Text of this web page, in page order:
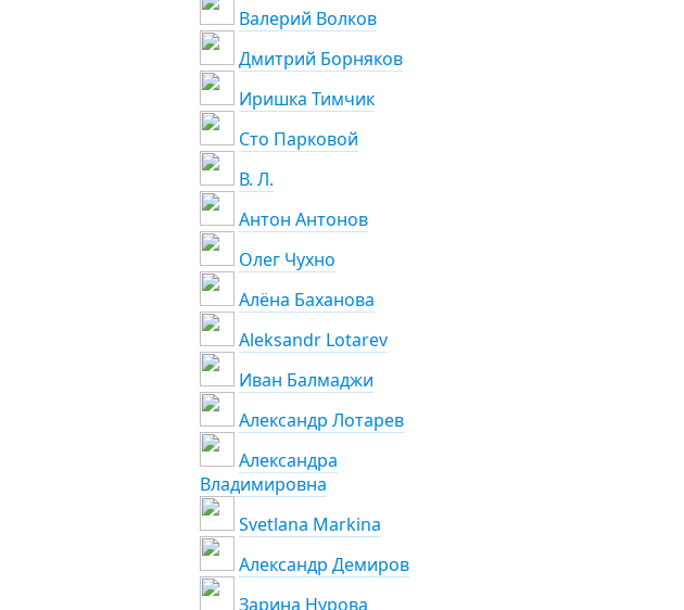
Валерий Волков
Дмитрий Борняков
Иришка Тимчик
Сто Парковой
В. Л.
Антон Антонов
Олег Чухно
Алёна Баханова
Aleksandr Lotarev
Иван Балмаджи
Александр Лотарев
Александра
Владимировна
Svetlana Markina
Александр Демиров
Зарина Нурова